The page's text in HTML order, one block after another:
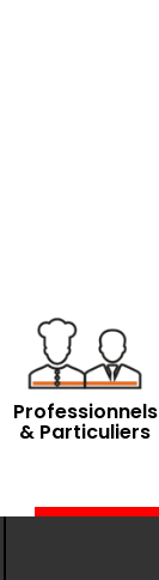
Professionnels
& Particuliers